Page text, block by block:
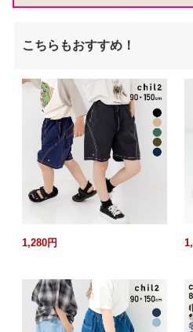
こちらもおすすめ！
1,280円